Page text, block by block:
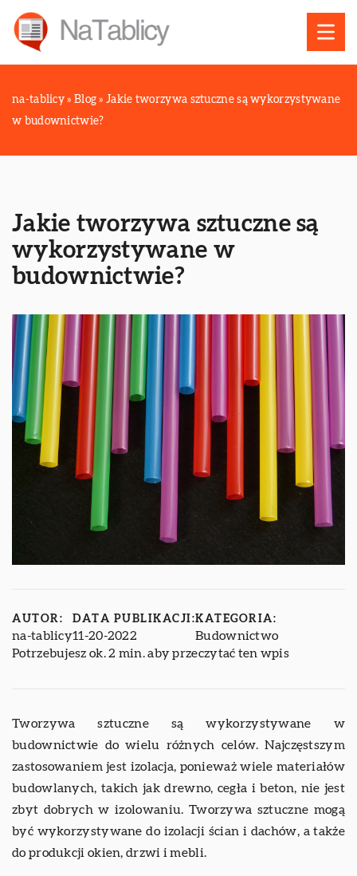
na-tablicy » Blog »Jakie tworzywa sztuczne są wykorzystywane
w budownictwie?
Jakie tworzywa sztuczne są
wykorzystywane w
budownictwie?
AUTOR:
na-tablicy
DATA PUBLIKACJI:
11-20-2022
KATEGORIA:
Budownictwo
Potrzebujesz ok. 2 min. aby przeczytać ten wpis
Tworzywa sztuczne są wykorzystywane w
budownictwie do wielu różnych celów. Najczęstszym
zastosowaniem jest izolacja, ponieważ wiele materiałów
budowlanych, takich jak drewno, cegła i beton, nie jest
zbyt dobrych w izolowaniu. Tworzywa sztuczne mogą
być wykorzystywane do izolacji ścian i dachów, a także
do produkcji okien, drzwi i mebli.